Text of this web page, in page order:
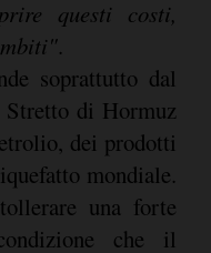
questi costi,
.
soprattutto dal
di Hormuz
dei prodotti
mondiale.
una forte
che il